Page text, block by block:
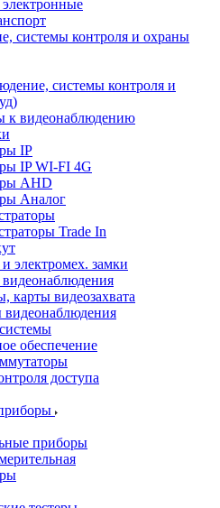
системы контроля и охраны
системы контроля и
к видеонаблюдению
IP
IP WI-FI 4G
AHD
Аналог
Trade In
электромех. замки
видеонаблюдения
карты видеозахвата
обеспечение
доступа
приборы